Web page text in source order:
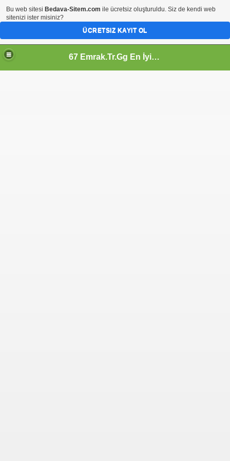
67 Emrak.Tr.Gg En İyi Emlak Sitesi
Bu web sitesi Bedava-Sitem.com ile ücretsiz oluşturuldu. Siz de kendi web
sitenizi ister misiniz?
ÜCRETSIZ KAYIT OL